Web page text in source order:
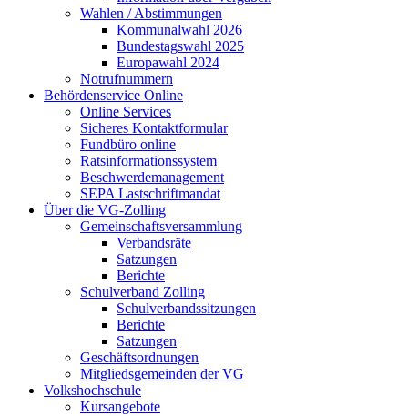
Wahlen / Abstimmungen
Kommunalwahl 2026
Bundestagswahl 2025
Europawahl 2024
Notrufnummern
Behördenservice Online
Online Services
Sicheres Kontaktformular
Fundbüro online
Ratsinformationssystem
Beschwerdemanagement
SEPA Lastschriftmandat
Über die VG-Zolling
Gemeinschaftsversammlung
Verbandsräte
Satzungen
Berichte
Schulverband Zolling
Schulverbandssitzungen
Berichte
Satzungen
Geschäftsordnungen
Mitgliedsgemeinden der VG
Volkshochschule
Kursangebote